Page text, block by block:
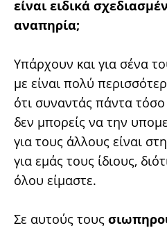
είναι ειδικά
αναπηρία;
Υπάρχουν και για σένα
με είναι πολύ
ότι συναντάς πάντα
δεν μπορείς να την
για τους άλλους είναι
για εμάς τους ίδιους,
όλου είμαστε.
Σε αυτούς τους